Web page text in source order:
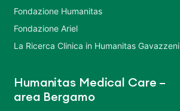
Fondazione Humanitas
Fondazione Ariel
La Ricerca Clinica in Humanitas Gavazzeni
Humanitas Medical Care –
area Bergamo